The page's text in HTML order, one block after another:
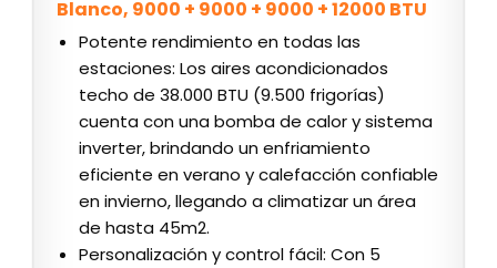
Blanco, 9000 + 9000 + 9000 + 12000 BTU
Potente rendimiento en todas las
estaciones: Los aires acondicionados
techo de 38.000 BTU (9.500 frigorías)
cuenta con una bomba de calor y sistema
inverter, brindando un enfriamiento
eficiente en verano y calefacción confiable
en invierno, llegando a climatizar un área
de hasta 45m2.
Personalización y control fácil: Con 5